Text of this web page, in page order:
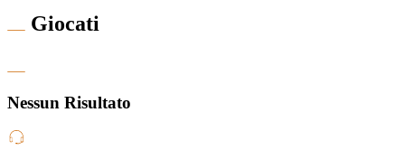
Giocati
Nessun Risultato